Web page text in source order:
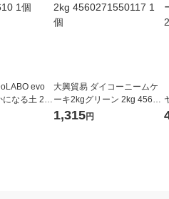
evo
なる土 2Ｌ
大興貿易 ダイコーニームケ
ーキ2kgグリーン 2kg 45602
71550117 1個
1,315円